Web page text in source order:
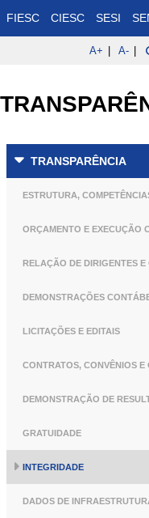
para
FIESC CIESC SESI
Conteúdo
O
Menu
A+ A-
TRANSPARÊNCIA
ESTRUTURA,
ORÇAMENTO E EXECUÇÃO
RELAÇÃO DE DIRIGENTES
DEMONSTRAÇÕES
LICITAÇÕES E EDITAIS
CONTRATOS, CONVÊNIOS
DEMONSTRAÇÃO DE
GRATUIDADE
INTEGRIDADE
DADOS DE